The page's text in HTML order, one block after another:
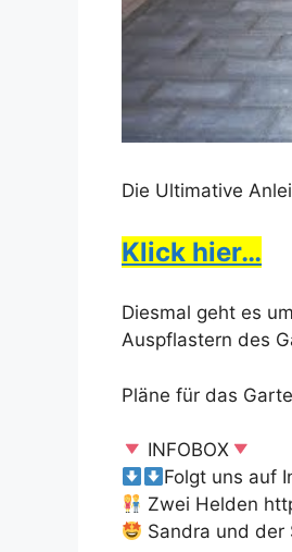
Die Ultimative
Klick hier…
Diesmal geht es
Auspflastern des
Pläne für das
INFOBOX
Folgt uns auf
Zwei Helden
Sandra und